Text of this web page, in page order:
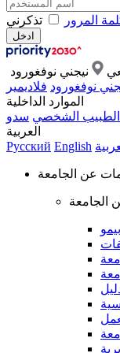
المرور تذكرني
نيجني نوفغورود
نوفغورود فلاديمير
الموارد الداخلية
الشخصي سدو
العربية
Русский English
عن الجامعة
الجامعة